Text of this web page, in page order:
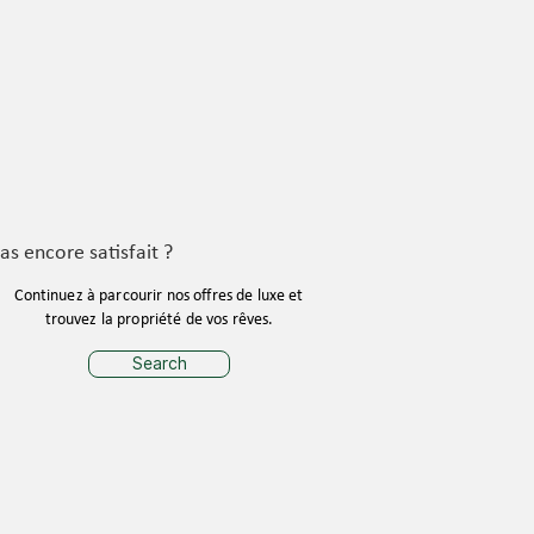
encore satisfait ?
Continuez à parcourir nos offres de luxe et
trouvez la propriété de vos rêves.
Search